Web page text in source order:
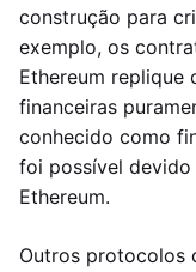
construção para
exemplo, os
Ethereum replique
financeiras
conhecido como
foi possível
Ethereum.
Outros protocolos